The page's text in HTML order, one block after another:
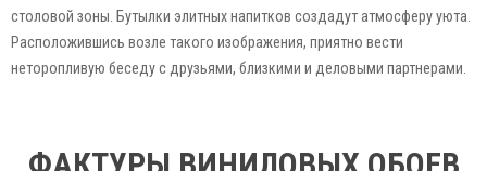
столовой зоны. Бутылки элитных напитков создадут атмосферу уюта.
Расположившись возле такого изображения, приятно вести
неторопливую беседу с друзьями, близкими и деловыми партнерами.